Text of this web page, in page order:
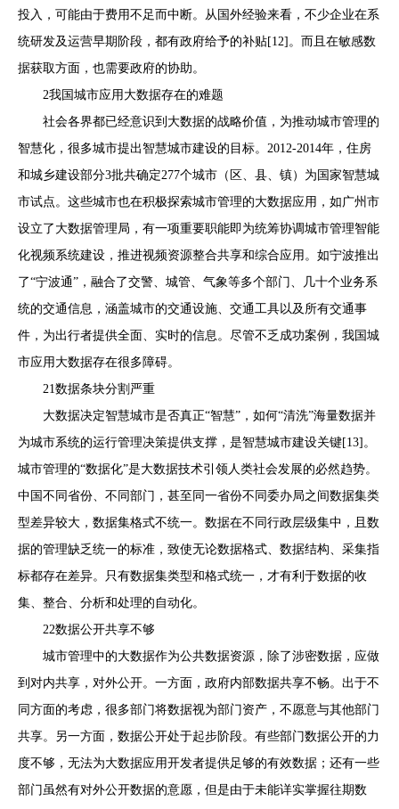
投入，可能由于费用不足而中断。从国外经验来看，不少企业在系
统研发及运营早期阶段，都有政府给予的补贴[12]。而且在敏感数
据获取方面，也需要政府的协助。
2我国城市应用大数据存在的难题
社会各界都已经意识到大数据的战略价值，为推动城市管理的
智慧化，很多城市提出智慧城市建设的目标。2012-2014年，住房
和城乡建设部分3批共确定277个城市（区、县、镇）为国家智慧城
市试点。这些城市也在积极探索城市管理的大数据应用，如广州市
设立了大数据管理局，有一项重要职能即为统筹协调城市管理智能
化视频系统建设，推进视频资源整合共享和综合应用。如宁波推出
了“宁波通”，融合了交警、城管、气象等多个部门、几十个业务系
统的交通信息，涵盖城市的交通设施、交通工具以及所有交通事
件，为出行者提供全面、实时的信息。尽管不乏成功案例，我国城
市应用大数据存在很多障碍。
21数据条块分割严重
大数据决定智慧城市是否真正“智慧”，如何“清洗”海量数据并
为城市系统的运行管理决策提供支撑，是智慧城市建设关键[13]。
城市管理的“数据化”是大数据技术引领人类社会发展的必然趋势。
中国不同省份、不同部门，甚至同一省份不同委办局之间数据集类
型差异较大，数据集格式不统一。数据在不同行政层级集中，且数
据的管理缺乏统一的标准，致使无论数据格式、数据结构、采集指
标都存在差异。只有数据集类型和格式统一，才有利于数据的收
集、整合、分析和处理的自动化。
22数据公开共享不够
城市管理中的大数据作为公共数据资源，除了涉密数据，应做
到对内共享，对外公开。一方面，政府内部数据共享不畅。出于不
同方面的考虑，很多部门将数据视为部门资产，不愿意与其他部门
共享。另一方面，数据公开处于起步阶段。有些部门数据公开的力
度不够，无法为大数据应用开发者提供足够的有效数据；还有一些
部门虽然有对外公开数据的意愿，但是由于未能详实掌握往期数